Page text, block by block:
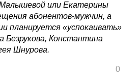
или Екатерины
абонентов-мужчин, а
планируется «успокаивать»
Безрукова, Константина
Шнурова.
0